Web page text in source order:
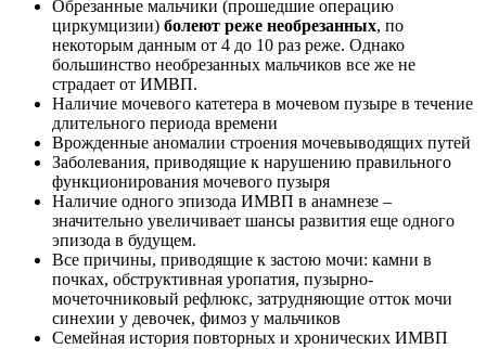
Обрезанные мальчики (прошедшие операцию
циркумцизии) болеют реже необрезанных, по
некоторым данным от 4 до 10 раз реже. Однако
большинство необрезанных мальчиков все же не
страдает от ИМВП.
Наличие мочевого катетера в мочевом пузыре в течение
длительного периода времени
Врожденные аномалии строения мочевыводящих путей
Заболевания, приводящие к нарушению правильного
функционирования мочевого пузыря
Наличие одного эпизода ИМВП в анамнезе –
значительно увеличивает шансы развития еще одного
эпизода в будущем.
Все причины, приводящие к застою мочи: камни в
почках, обструктивная уропатия, пузырно-
мочеточниковый рефлюкс, затрудняющие отток мочи
синехии у девочек, фимоз у мальчиков
Семейная история повторных и хронических ИМВП